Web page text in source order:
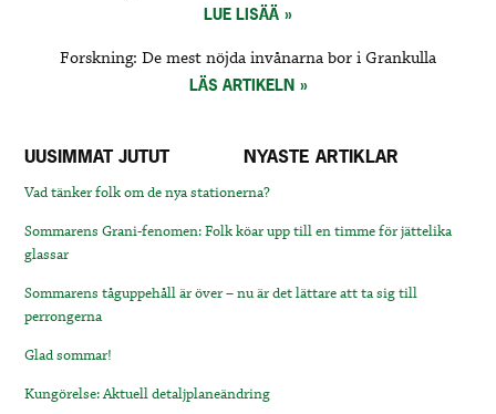
LUE LISÄÄ
Forskning: De mest nöjda invånarna bor i Grankulla
LÄS ARTIKELN
UUSIMMAT JUTUT NYASTE ARTIKLAR
Vad tänker folk om de nya stationerna?
Sommarens Grani-fenomen: Folk köar upp till en timme för jättelika
glassar
Sommarens tåguppehåll är över – nu är det lättare att ta sig till
perrongerna
Glad sommar!
Kungörelse: Aktuell detaljplaneändring